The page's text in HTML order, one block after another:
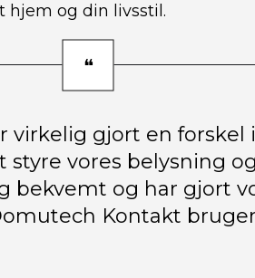
hjem og din livsstil.
virkelig gjort en forskel
vores belysning
bekvemt og har gjort
Kontakt bruger